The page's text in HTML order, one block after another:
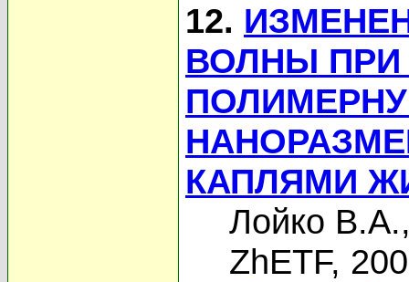
12.
ВОЛНЫ ПРИ
КАПЛЯМИ
Лойко В.А.
ZhETF,